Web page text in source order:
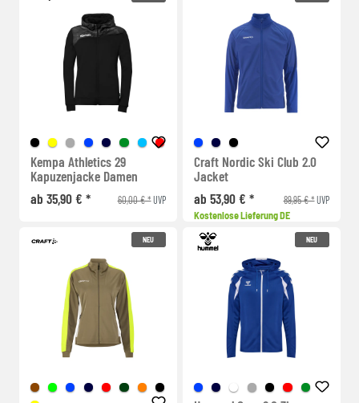
Kempa Athletics 29
Kapuzenjacke Damen
ab 35,90 € *
60,00 € *UVP
Craft Nordic Ski Club 2.0
Jacket
ab 53,90 € *
89,95 € *UVP
Kostenlose Lieferung DE
NEU NEU